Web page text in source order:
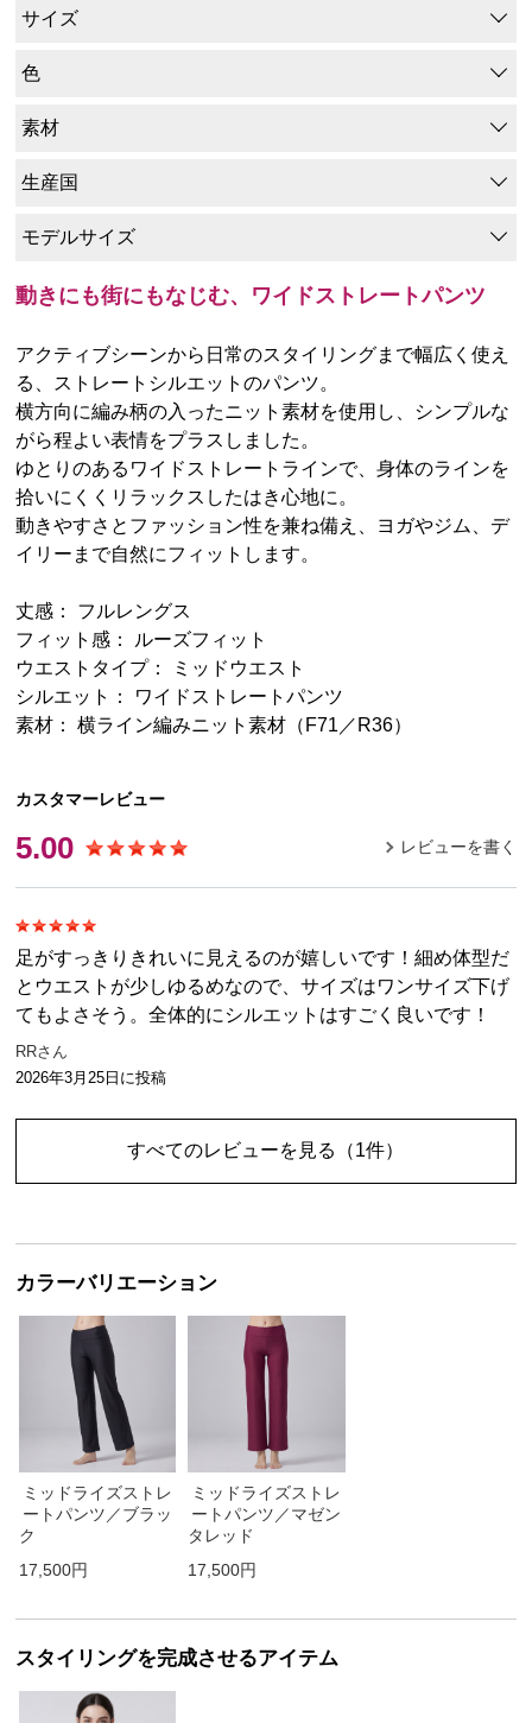
サイズ
色
素材
生産国
モデルサイズ
動きにも街にもなじむ、ワイドストレートパンツ
アクティブシーンから日常のスタイリングまで幅広く使え
る、ストレートシルエットのパンツ。
横方向に編み柄の入ったニット素材を使用し、シンプルな
がら程よい表情をプラスしました。
ゆとりのあるワイドストレートラインで、身体のラインを
拾いにくくリラックスしたはき心地に。
動きやすさとファッション性を兼ね備え、ヨガやジム、デ
イリーまで自然にフィットします。
丈感： フルレングス
フィット感： ルーズフィット
ウエストタイプ： ミッドウエスト
シルエット： ワイドストレートパンツ
素材： 横ライン編みニット素材（F71／R36）
カスタマーレビュー
5.00 レビューを書く
足がすっきりきれいに見えるのが嬉しいです！細め体型だ
とウエストが少しゆるめなので、サイズはワンサイズ下げ
てもよさそう。全体的にシルエットはすごく良いです！
RRさん
2026年3月25日 に投稿
すべてのレビューを見る （1件）
カラーバリエーション
ミッドライズストレ
ートパンツ／ブラッ
ク
17,500円
ミッドライズストレ
ートパンツ／マゼン
タレッド
17,500円
スタイリングを完成させるアイテム